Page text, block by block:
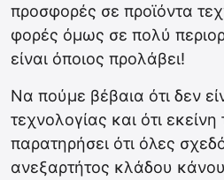
προσφορές σε προϊόντα
φορές όμως σε πολύ
είναι όποιος προλάβει!
Να πούμε βέβαια ότι δεν
τεχνολογίας και ότι
παρατηρήσει ότι όλες
ανεξαρτήτος κλάδου